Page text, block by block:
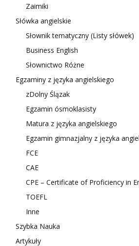
Zaimiki
Słówka angielskie
Słownik tematyczny (Listy słówek)
Business English
Słownictwo Różne
Egzaminy z języka angielskiego
zDolny Ślązak
Egzamin ósmoklasisty
Matura z języka angielskiego
Egzamin gimnazjalny z języka
FCE
CAE
CPE – Certificate of Proficiency in
TOEFL
Inne
Szybka Nauka
Artykuły